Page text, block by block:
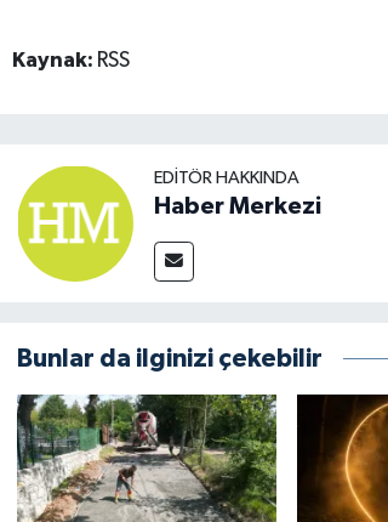
Kaynak: RSS
EDITÖR HAKKINDA
Haber Merkezi
Bunlar da ilginizi çekebilir